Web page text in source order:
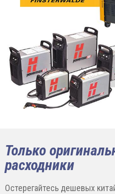
Только
расходники
Остерегайтесь дешевых